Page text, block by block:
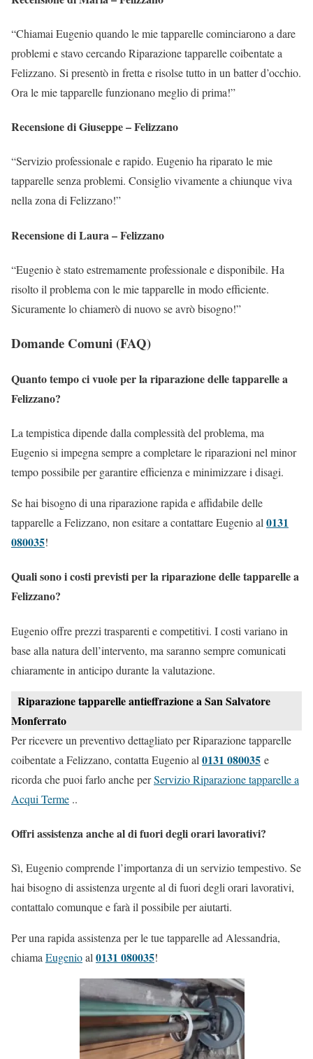
“Chiamai Eugenio quando le mie tapparelle cominciarono a dare
problemi e stavo cercando Riparazione tapparelle coibentate a
Felizzano. Si presentò in fretta e risolse tutto in un batter d’occhio.
Ora le mie tapparelle funzionano meglio di prima!”
Recensione di Giuseppe – Felizzano
“Servizio professionale e rapido. Eugenio ha riparato le mie
tapparelle senza problemi. Consiglio vivamente a chiunque viva
nella zona di Felizzano!”
Recensione di Laura – Felizzano
“Eugenio è stato estremamente professionale e disponibile. Ha
risolto il problema con le mie tapparelle in modo efficiente.
Sicuramente lo chiamerò di nuovo se avrò bisogno!”
Domande Comuni (FAQ)
Quanto tempo ci vuole per la riparazione delle tapparelle a
Felizzano?
La tempistica dipende dalla complessità del problema, ma
Eugenio si impegna sempre a completare le riparazioni nel minor
tempo possibile per garantire efficienza e minimizzare i disagi.
Se hai bisogno di una riparazione rapida e affidabile delle
tapparelle a Felizzano, non esitare a contattare Eugenio al0131
080035!
Quali sono i costi previsti per la riparazione delle tapparelle a
Felizzano?
Eugenio offre prezzi trasparenti e competitivi. I costi variano in
base alla natura dell’intervento, ma saranno sempre comunicati
chiaramente in anticipo durante la valutazione.
Riparazione tapparelle antieffrazione a San Salvatore
Monferrato
Per ricevere un preventivo dettagliato per Riparazione tapparelle
coibentate a Felizzano, contatta Eugenio al 0131 080035 e
ricorda che puoi farlo anche perServizio Riparazione tapparelle a
Acqui Terme ..
Offri assistenza anche al di fuori degli orari lavorativi?
Sì, Eugenio comprende l’importanza di un servizio tempestivo. Se
hai bisogno di assistenza urgente al di fuori degli orari lavorativi,
contattalo comunque e farà il possibile per aiutarti.
Per una rapida assistenza per le tue tapparelle ad Alessandria,
chiamaEugenioal0131 080035!